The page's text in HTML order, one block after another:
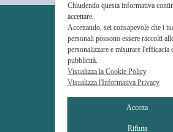
PROPRIETÀ
© Tavolera S.r.l.
sede Legale e
12084 Mondovì (CN)
Piazza G.Jemina 47
Chiudendo questa informativa
accettare.
Accettando, sei consapevole che i
personali possono essere raccolti
personalizzare e misurare l'efficacia
pubblicità.
Visualizza la Cookie Policy
Visualizza l'Informativa Privacy
Accetta
Rifiuta